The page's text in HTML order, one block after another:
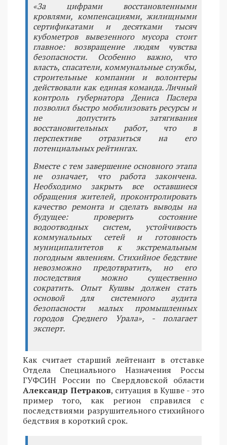
«За цифрами восстановленными
кровлями, компенсациями, жилищными
сертификатами и десятками тысяч
кубометров вывезенного мусора стоит
главное: возвращение людям чувства
безопасности. Особенно важно, что
власть, спасатели, коммунальные службы,
строительные компании и волонтеры
действовали как единая команда. Личный
контроль губернатора Дениса Паслера
позволил быстро мобилизовать ресурсы и
не допустить затягивания
восстановительных работ, что в
перспективе отразиться на его
потенциальных рейтингах.
Вместе с тем завершение основного этапа
не означает, что работа закончена.
Необходимо закрыть все оставшиеся
обращения жителей, проконтролировать
качество ремонта и сделать выводы на
будущее: проверить состояние
водоотводных систем, устойчивость
коммунальных сетей и готовность
муниципалитетов к экстремальным
погодным явлениям. Стихийное бедствие
невозможно предотвратить, но его
последствия можно существенно
сократить. Опыт Кушвы должен стать
основой для системного аудита
безопасности малых промышленных
городов Среднего Урала», - полагает
эксперт.
Как считает старший лейтенант в отставке
Отдела Специального Назначения Россы
ГУФСИН России по Свердловской области
Александр Петраков, ситуация в Кушве - это
пример того, как регион справился с
последствиями разрушительного стихийного
бедствия в короткий срок.